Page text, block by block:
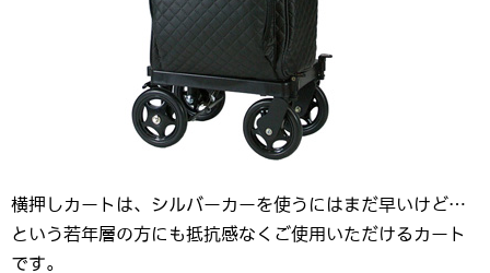
横押しカートは、シルバーカーを使うにはまだ早いけど…
という若年層の方にも抵抗感なくご使用いただけるカート
です。